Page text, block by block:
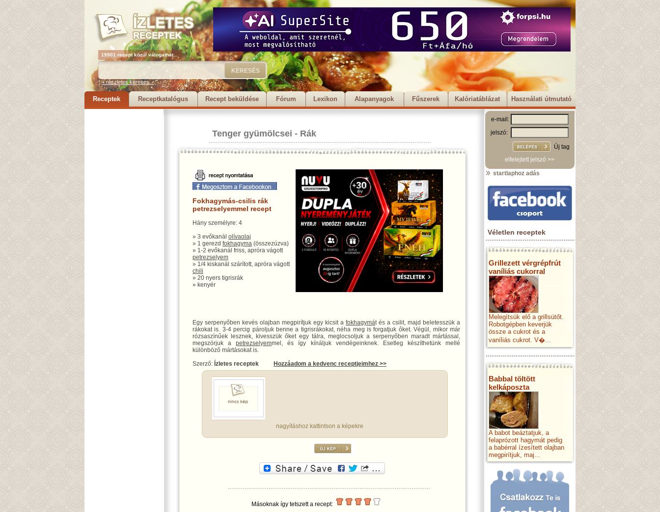
19901 recept közül válogathat...
+ részletes keresés...
Receptek Receptkatalógus Recept beküldése Fórum Lexikon Alapanyagok Fűszerek Kalóriatáblázat Használati útmutató
Tenger gyümölcsei - Rák
Fokhagymás-csilis rák
petrezselyemmel recept
Hány személyre: 4
» 3 evőkanál olívaolaj
» 1 gerezd fokhagyma (összezúzva)
» 1-2 evőkanál friss, apróra vágott
petrezselyem
» 1/4 kiskanál szárított, apróra vágott
chili
» 20 nyers tigrisrák
» kenyér
Egy serpenyőben kevés olajban megpirítjuk egy kicsit a fokhagymát és a csilit, majd beletesszük a
rákokat is. 3-4 percig pároljuk benne a tigrisrákokat, néha meg is forgatjuk őket. Végül, mikor már
rózsaszínűek lesznek, kivesszük őket egy tálra, meglocsoljuk a serpenyőben maradt mártással,
megszórjuk apetrezselyemmel, és így kínáljuk vendégeinknek. Esetleg készíthetünk mellé
különböző mártásokat is.
Szerző: Ízletes receptek Hozzáadom a kedvenc receptjeimhez >>
nagyításhoz kattintson a képekre
Másoknak így tetszett a recept:
e-mail:
jelszó:
Új tag
elfelejtett jelszó >>
startlaphoz adás
Véletlen receptek
Grillezett vérgrépfrút
vaníliás cukorral
Melegítsük elő a grillsütőt.
Robotgépben keverjük
össze a cukrot és a
vaníliás cukrot. V�...
Babbal töltött
kelkáposzta
A babot beáztatjuk, a
felaprózott hagymát pedig
a babérral ízesített olajban
megpirítjuk, maj...